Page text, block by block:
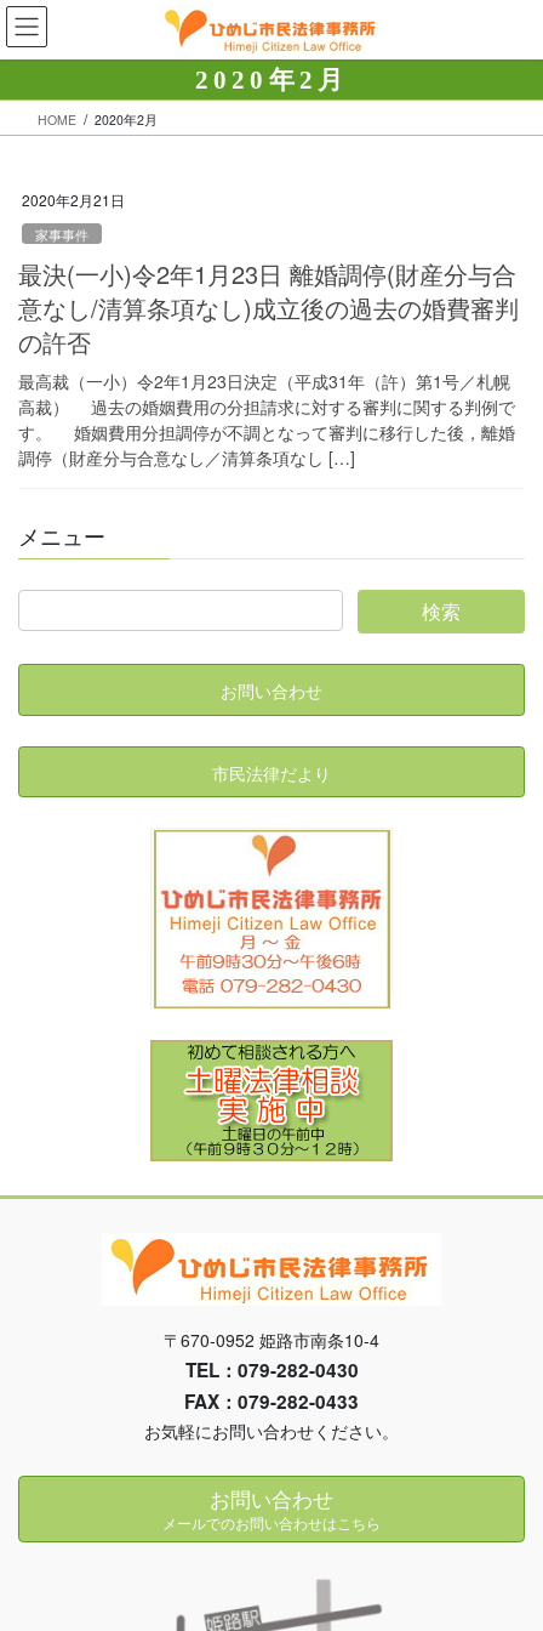
コ
ン
テ
へ
ナ
ビ
ゲ
ョ
2020年2月
HOME 2020年2月
2020年2月21日
家事事件
最決(一小)令2年1月23日 離婚調停(財産分与合
意なし/清算条項なし)成立後の過去の婚費審判
の許否
最高裁（一小）令2年1月23日決定（平成31年（許）第1号／札幌
高裁） 過去の婚姻費用の分担請求に対する審判に関する判例で
す。 婚姻費用分担調停が不調となって審判に移行した後，離婚
調停（財産分与合意なし／清算条項なし […]
メニュー
お問い合わせ
市民法律だより
〒670-0952 姫路市南条10-4
TEL：079-282-0430
FAX：079-282-0433
お気軽にお問い合わせください。
お問い合わせ
メールでのお問い合わせはこちら